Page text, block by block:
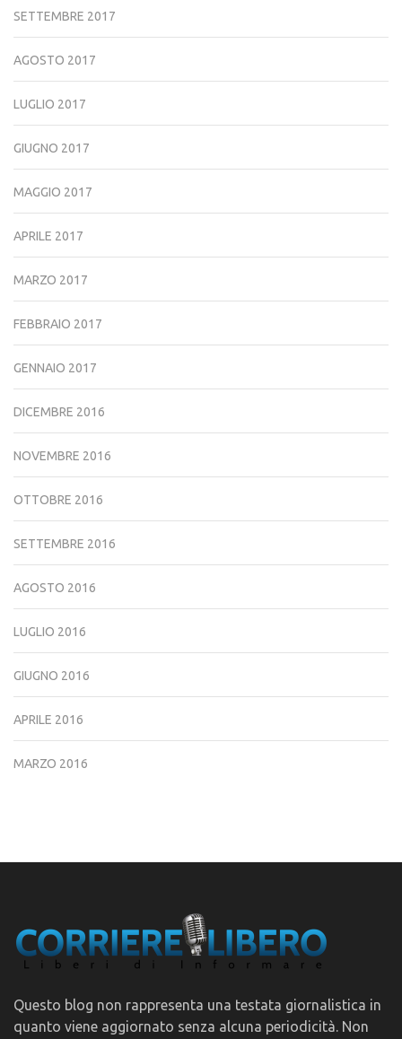
SETTEMBRE 2017
AGOSTO 2017
LUGLIO 2017
GIUGNO 2017
MAGGIO 2017
APRILE 2017
MARZO 2017
FEBBRAIO 2017
GENNAIO 2017
DICEMBRE 2016
NOVEMBRE 2016
OTTOBRE 2016
SETTEMBRE 2016
AGOSTO 2016
LUGLIO 2016
GIUGNO 2016
APRILE 2016
MARZO 2016
Questo blog non rappresenta una testata giornalistica in
quanto viene aggiornato senza alcuna periodicità. Non